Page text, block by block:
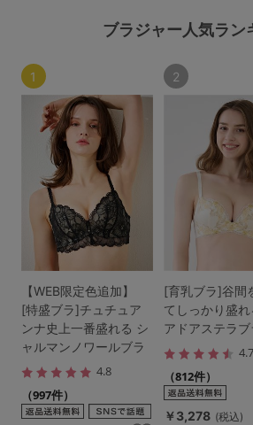
ブラジャー人気ラン
1
【WEB限定色追加】
[特盛ブラ]チュチュア
ンナ史上一番盛れる シ
ャルマンノワールブラ
4.8
（997件）
2
[育乳ブラ]谷間
てしっかり盛
アドアステラブ
4.7
（812件）
￥3,278 (税込)